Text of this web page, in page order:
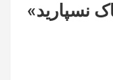
نسپارید»